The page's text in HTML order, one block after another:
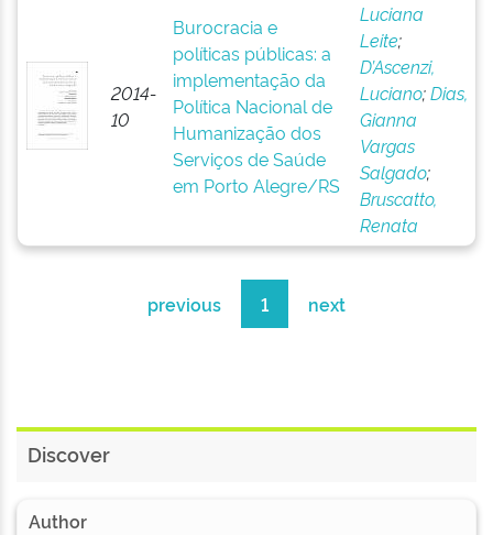
2014-
10
Burocracia e
políticas públicas: a
implementação da
Política Nacional de
Humanização dos
Serviços de Saúde
em Porto Alegre/RS
Luciana
Leite;
D’Ascenzi,
Luciano;Dias,
Gianna
Vargas
Salgado;
Bruscatto,
Renata
previous 1 next
Discover
Author